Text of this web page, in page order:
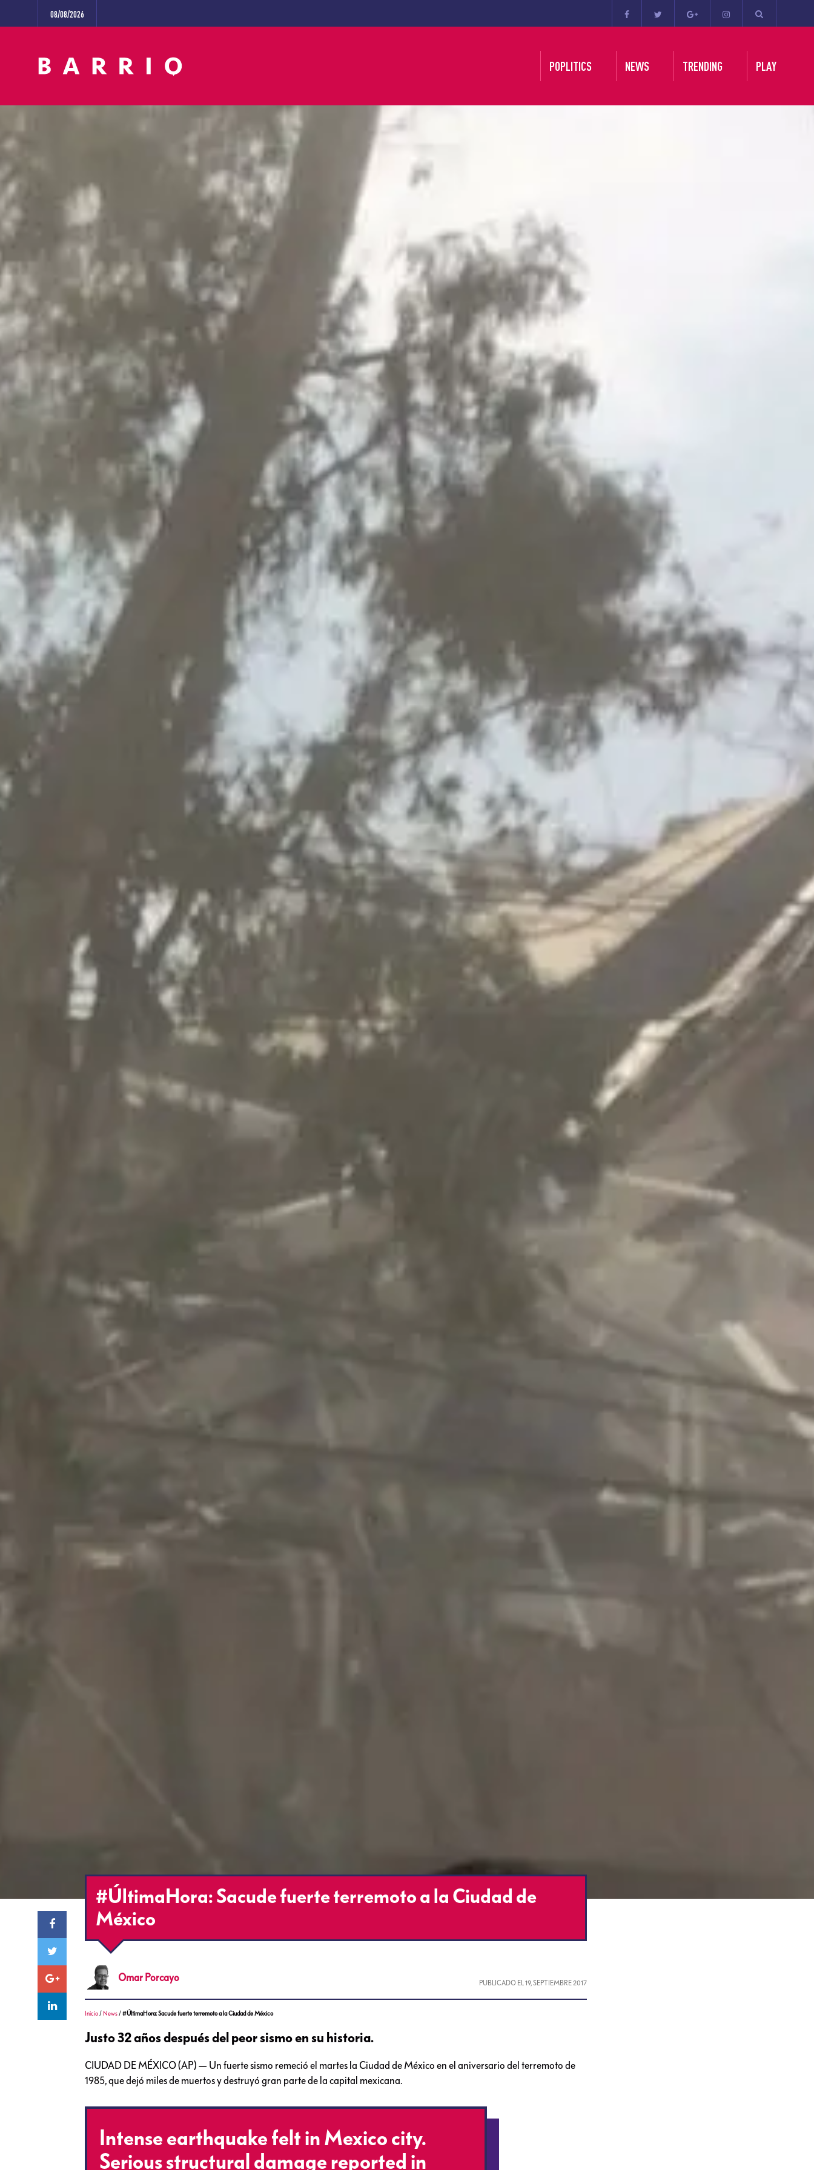
08/08/2026
POPLITICS NEWS TRENDING PLAY
#ÚltimaHora: Sacude fuerte terremoto a la Ciudad de
México
Omar Porcayo PUBLICADO EL19, SEPTIEMBRE 2017
Inicio / News /#ÚltimaHora: Sacude fuerte terremoto a la Ciudad de México
Justo 32 años después del peor sismo en su historia.
CIUDAD DE MÉXICO (AP) — Un fuerte sismo remeció el martes la Ciudad de México en el aniversario del terremoto de
1985, que dejó miles de muertos y destruyó gran parte de la capital mexicana.
Intense earthquake felt in Mexico city.
Serious structural damage reported in